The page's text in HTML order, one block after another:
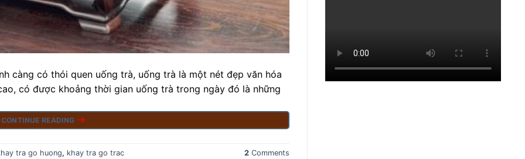
càng có thói quen uống trà, uống trà là một nét đẹp văn hóa
có được khoảng thời gian uống trà trong ngày đó là những
CONTINUE READING →
tra go huong, khay tra go trac 2 Comments